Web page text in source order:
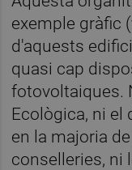
exemple gràfic
d'aquests
quasi cap
fotovoltaiques.
Ecològica, ni el
en la majoria
conselleries, ni